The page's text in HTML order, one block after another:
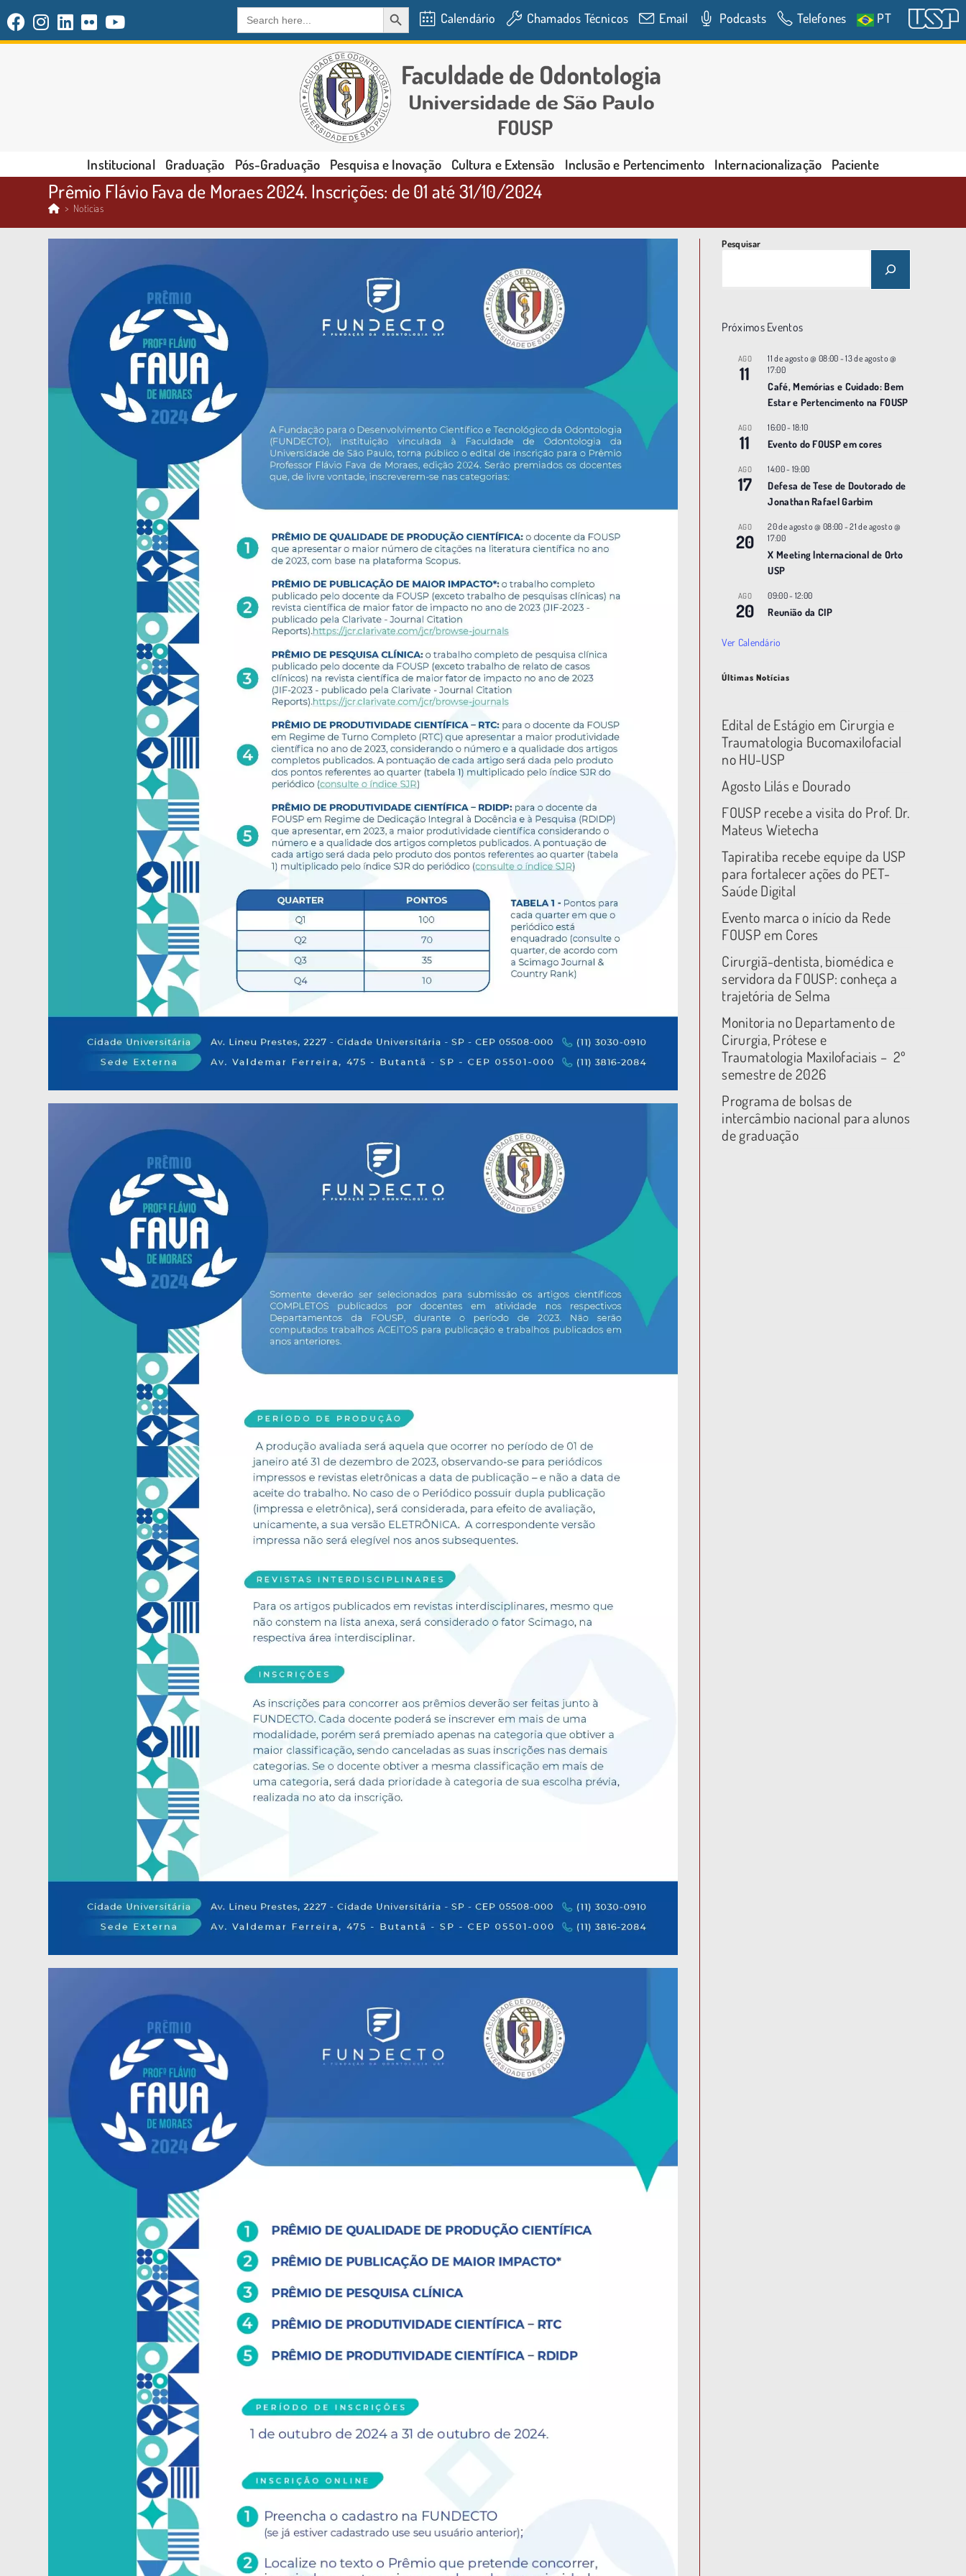
Search
for:
SEARCH BUTTON
Calendário Chamados Técnicos Email Podcasts Telefones PT
Institucional Graduação Pós-Graduação Pesquisa e Inovação Cultura e Extensão Inclusão e Pertencimento Internacionalização Paciente
Prêmio Flávio Fava de Moraes 2024. Inscrições: de 01 até 31/10/2024
> Notícias
Pesquisar
Próximos Eventos
AGO
11
11 de agosto @ 08:00 -13 de agosto @
17:00
Café, Memórias e Cuidado: Bem
Estar e Pertencimento na FOUSP
AGO
11
16:00- 18:10
Evento do FOUSP em cores
AGO
17
14:00- 19:00
Defesa de Tese de Doutorado de
Jonathan Rafael Garbim
AGO
20
20 de agosto @ 08:00 -21 de agosto @
17:00
X Meeting |nternacional de Orto
USP
AGO
20
09:00- 12:00
Reunião da CIP
Ver Calendário
Últimas Notícias
Edital de Estágio em Cirurgia e
Traumatologia Bucomaxilofacial
no HU-USP
Agosto Lilás e Dourado
FOUSP recebe a visita do Prof. Dr.
Mateus Wietecha
Tapiratiba recebe equipe da USP
para fortalecer ações do PET-
Saúde Digital
Evento marca o início da Rede
FOUSP em Cores
Cirurgiã-dentista, biomédica e
servidora da FOUSP: conheça a
trajetória de Selma
Monitoria no Departamento de
Cirurgia, Prótese e
Traumatologia Maxilofaciais – 2º
semestre de 2026
Programa de bolsas de
intercâmbio nacional para alunos
de graduação